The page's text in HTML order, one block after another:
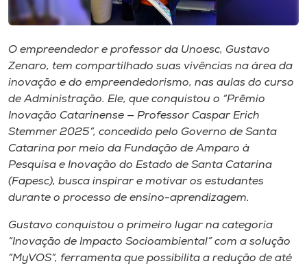
CPA
Biblioteca
Editora
Rádio
Museu
Unoesc
Store
O empreendedor e professor da Unoesc, Gustavo
Zenaro, tem compartilhado suas vivências na área da
inovação e do empreendedorismo, nas aulas do curso
de Administração. Ele, que conquistou o “Prêmio
Inovação Catarinense — Professor Caspar Erich
Stemmer 2025”, concedido pelo Governo de Santa
Catarina por meio da Fundação de Amparo à
Pesquisa e Inovação do Estado de Santa Catarina
(Fapesc), busca inspirar e motivar os estudantes
durante o processo de ensino-aprendizagem.
Gustavo conquistou o primeiro lugar na categoria
“Inovação de Impacto Socioambiental” com a solução
“MyVOS”, ferramenta que possibilita a redução de até